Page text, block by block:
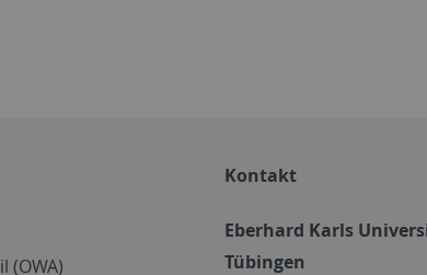
(OWA)
Kontakt
Eberhard Karls
Tübingen